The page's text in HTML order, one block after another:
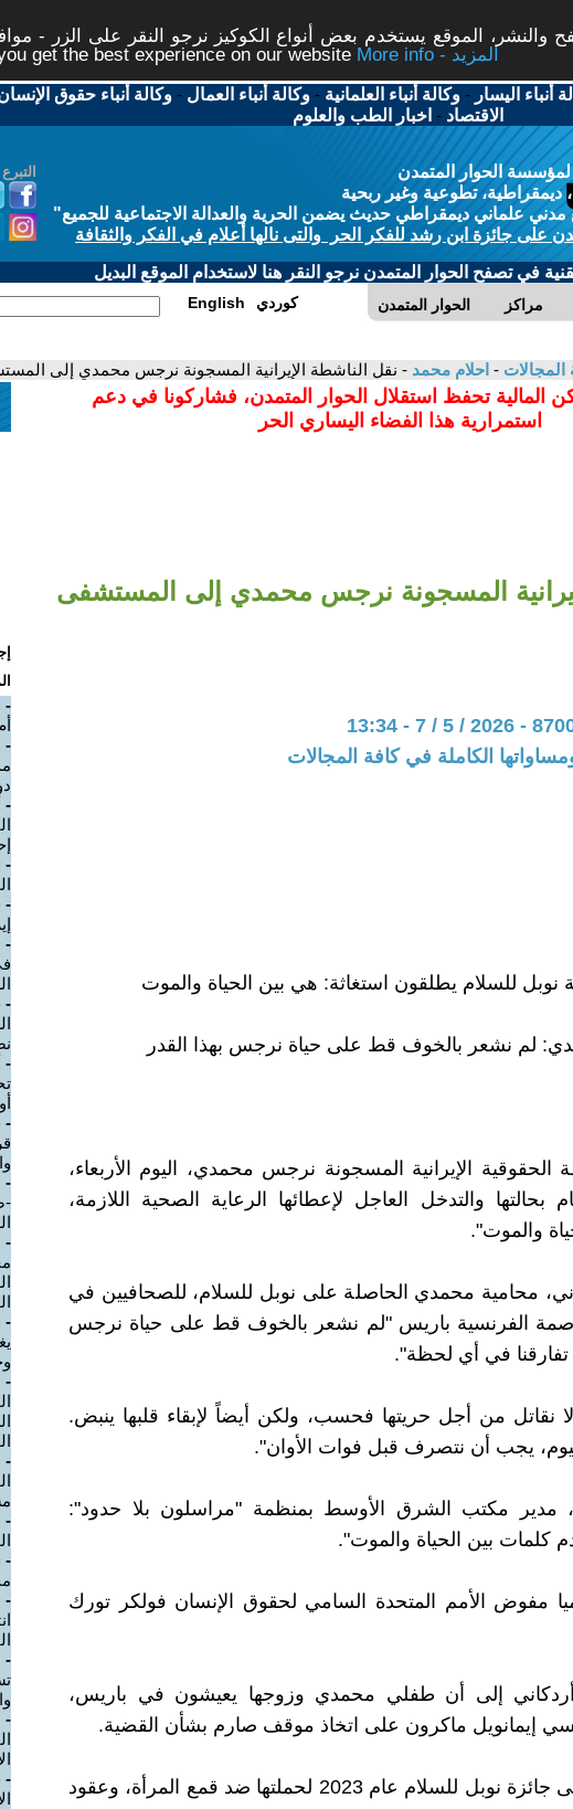
والنشر، الموقع يستخدم بعض أنواع الكوكيز نرجو النقر على الزر -
get the best experience on our website
More info - المزيد
أنباء اليسار -وكالة أنباء العلمانية -وكالة أنباء العمال -وكالة أنباء حقوق
الاقتصاد - اخبار الطب والعلوم
لمؤسسة الحوار المتمدن
ديمقراطية، تطوعية وغير ربحية
علماني ديمقراطي حديث يضمن الحرية والعدالة الاجتماعية للجميع"
على جائزة ابن رشد للفكر الحر والتى نالها أعلام في الفكر والثقافة
في تصفح الحوار المتمدن نرجو النقر هنا لاستخدام الموقع البديل
الحوار المتمدن مراكز English كوردي
المجالات - احلام محمد - نقل الناشطة الإيرانية المسجونة نرجس محمدي إلى
المالية تحفظ استقلال الحوار المتمدن، فشاركونا في دعم
استمرارية هذا الفضاء اليساري الحر
المسجونة نرجس محمدي إلى المستشفى
الكاملة في كافة المجالات
نوبل للسلام يطلقون استغاثة: هي بين الحياة والموت
لم نشعر بالخوف قط على حياة نرجس بهذا القدر
الحقوقية الإيرانية المسجونة نرجس محمدي، اليوم الأربعاء،
بحالتها والتدخل العاجل لإعطائها الرعاية الصحية اللازمة،
والموت".
محامية محمدي الحاصلة على نوبل للسلام، للصحافيين في
الفرنسية باريس "لم نشعر بالخوف قط على حياة نرجس
تفارقنا في أي لحظة".
نقاتل من أجل حريتها فحسب، ولكن أيضاً لإبقاء قلبها ينبض.
يجب أن نتصرف قبل فوات الأوان".
مدير مكتب الشرق الأوسط بمنظمة "مراسلون بلا حدود":
كلمات بين الحياة والموت".
مفوض الأمم المتحدة السامي لحقوق الإنسان فولكر تورك
أردكاني إلى أن طفلي محمدي وزوجها يعيشون في باريس،
إيمانويل ماكرون على اتخاذ موقف صارم بشأن القضية.
وحصلت محمدي على جائزة نوبل للسلام عام 2023 لحملتها ضد قمع المرأة، وعقود
-
-
-
-
-
-
-
-
-
-
-
-
-
-
-
-
-
-
-
-
-